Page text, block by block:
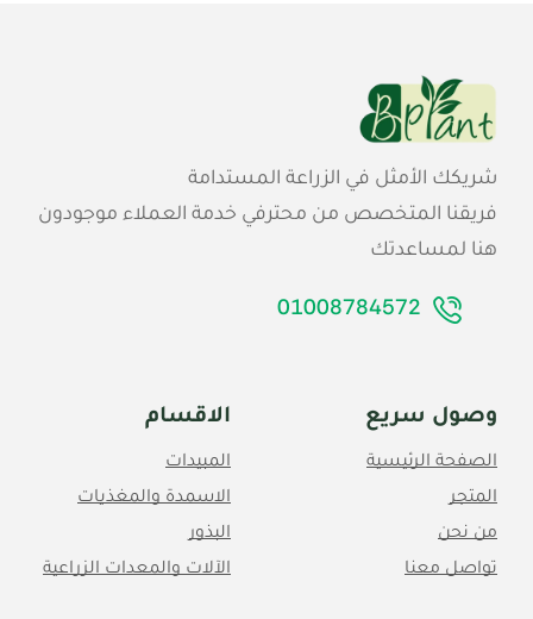
شريكك الأمثل في الزراعة المستدامة
فريقنا المتخصص من محترفي خدمة العملاء موجودون
هنا لمساعدتك
01008784572
وصول سريع
الصفحة الرئيسية
المتجر
من نحن
تواصل معنا
الاقسام
المبيدات
الاسمدة والمغذيات
البذور
الآلات والمعدات الزراعية